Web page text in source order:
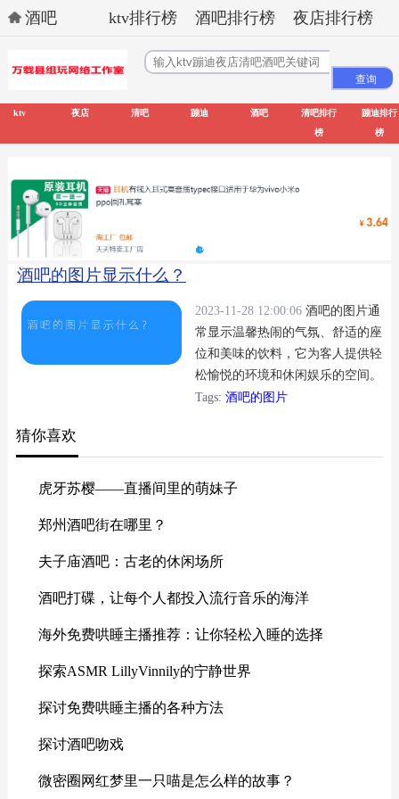
酒吧 ktv排行榜 酒吧排行榜 夜店排行榜
ktv 夜店 清吧 蹦迪 酒吧
清吧排行
榜
蹦迪排行
榜
酒吧的图片显示什么？
2023-11-28 12:00:06 酒吧的图片通
常显示温馨热闹的气氛、舒适的座
位和美味的饮料，它为客人提供轻
松愉悦的环境和休闲娱乐的空间。
Tags: 酒吧的图片
猜你喜欢
虎牙苏樱——直播间里的萌妹子
郑州酒吧街在哪里？
夫子庙酒吧：古老的休闲场所
酒吧打碟，让每个人都投入流行音乐的海洋
海外免费哄睡主播推荐：让你轻松入睡的选择
探索ASMR LillyVinnily的宁静世界
探讨免费哄睡主播的各种方法
探讨酒吧吻戏
微密圈网红梦里一只喵是怎么样的故事？